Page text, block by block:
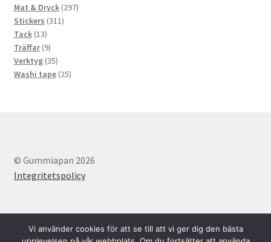
produkter
Mat & Dryck 297297
Stickers 311311
Tack 1313
produkter
Träffar 99
produkter
Verktyg 3535
produkter
Washi tape 2525
© Gummiapan 2026
Integritetspolicy
Vi använder cookies för att se till att vi ger dig den bästa